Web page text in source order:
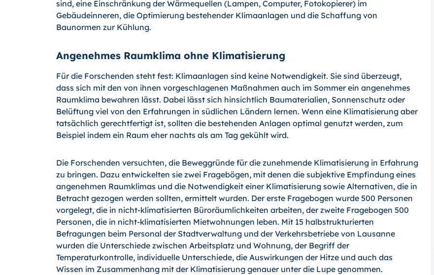
sind, eine Einschränkung der Wärmequellen (Lampen, Computer, Fotokopierer) im
Gebäudeinneren, die Optimierung bestehender Klimaanlagen und die Schaffung von
Baunormen zur Kühlung.
Angenehmes Raumklima ohne Klimatisierung
Für die Forschenden steht fest: Klimaanlagen sind keine Notwendigkeit. Sie sind überzeugt,
dass sich mit den von ihnen vorgeschlagenen Maßnahmen auch im Sommer ein angenehmes
Raumklima bewahren lässt. Dabei lässt sich hinsichtlich Baumaterialien, Sonnenschutz oder
Belüftung viel von den Erfahrungen in südlichen Ländern lernen. Wenn eine Klimatisierung aber
tatsächlich gerechtfertigt ist, sollten die bestehenden Anlagen optimal genutzt werden, zum
Beispiel indem ein Raum eher nachts als am Tag gekühlt wird.
Die Forschenden versuchten, die Beweggründe für die zunehmende Klimatisierung in Erfahrung
zu bringen. Dazu entwickelten sie zwei Fragebögen, mit denen die subjektive Empfindung eines
angenehmen Raumklimas und die Notwendigkeit einer Klimatisierung sowie Alternativen, die in
Betracht gezogen werden sollten, ermittelt wurden. Der erste Fragebogen wurde 500 Personen
vorgelegt, die in nicht-klimatisierten Büroräumlichkeiten arbeiten, der zweite Fragebogen 500
Personen, die in nicht-klimatisierten Mietwohnungen leben. Mit 15 halbstrukturierten
Befragungen beim Personal der Stadtverwaltung und der Verkehrsbetriebe von Lausanne
wurden die Unterschiede zwischen Arbeitsplatz und Wohnung, der Begriff der
Temperaturkontrolle, individuelle Unterschiede, die Auswirkungen der Hitze und auch das
Wissen im Zusammenhang mit der Klimatisierung genauer unter die Lupe genommen.